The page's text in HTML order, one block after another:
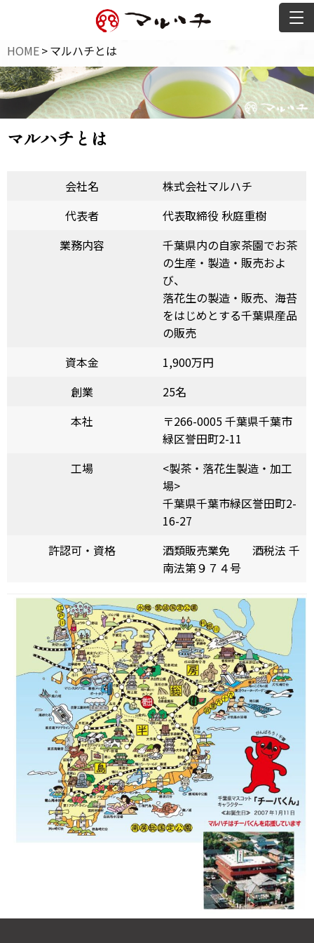
HOME>マルハチとは
マルハチとは
会社名
株式会社マルハチ
代表者
代表取締役 秋庭重樹
業務内容
千葉県内の自家茶園でお茶
の生産・製造・販売およ
び、
落花生の製造・販売、海苔
をはじめとする千葉県産品
の販売
資本金
1,900万円
創業
25名
本社
〒266-0005 千葉県千葉市
緑区誉田町2-11
工場
<製茶・落花生製造・加工
場>
千葉県千葉市緑区誉田町2-
16-27
許認可・資格
酒類販売業免 酒税法 千
南法第９７４号